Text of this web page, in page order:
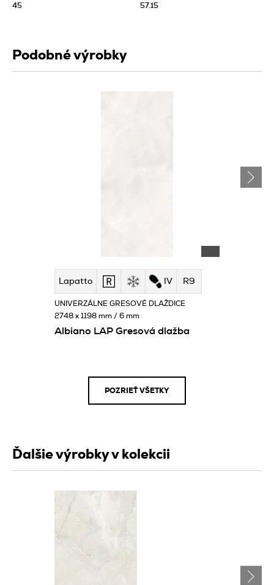
45 57.15
Podobné výrobky
Lapatto IV R9
Albiano LAP Gresová dlažba
UNIVERZÁLNE GRESOVÉ DLAŽDICE
2748 x 1198 mm / 6 mm
POZRIEŤ VŠETKY
Ďalšie výrobky v kolekcii